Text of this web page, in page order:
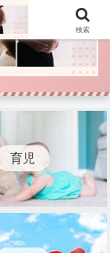
育児
検索